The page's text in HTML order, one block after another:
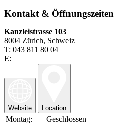
Kontakt & Öffnungszeiten
Kanzleistrasse 103
8004 Zürich, Schweiz
T: 043 811 80 04
E:
Website Location
Montag:
Geschlossen